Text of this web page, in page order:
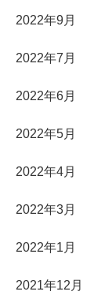
2022年9月
2022年7月
2022年6月
2022年5月
2022年4月
2022年3月
2022年1月
2021年12月